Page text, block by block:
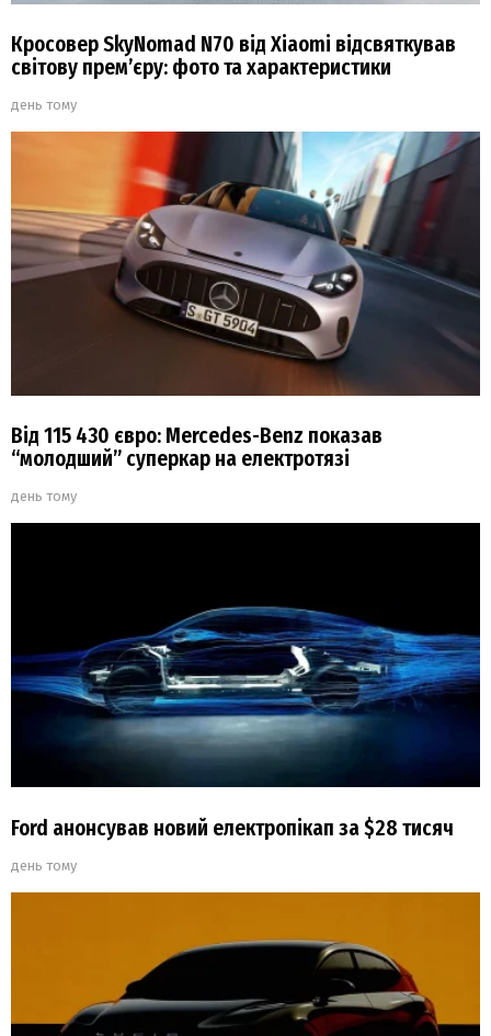
Кросовер SkyNomad N70 від Xiaomi відсвяткував
світову прем’єру: фото та характеристики
день тому
Від 115 430 євро: Mercedes-Benz показав
“молодший” суперкар на електротязі
день тому
Ford анонсував новий електропікап за $28 тисяч
день тому